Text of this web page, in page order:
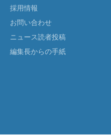
採用情報
お問い合わせ
ニュース読者投稿
編集長からの手紙